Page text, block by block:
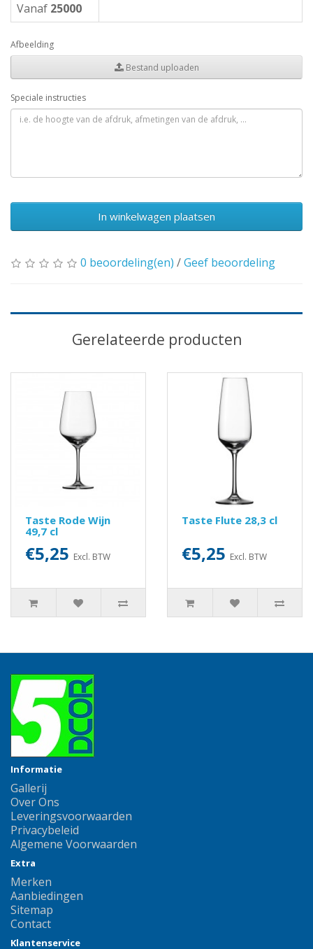
Vanaf 25000
Afbeelding
Bestand uploaden
Speciale instructies
In winkelwagen plaatsen
0 beoordeling(en) /Geef beoordeling
Gerelateerde producten
Taste Rode Wijn
49,7 cl
€5,25 Excl. BTW
Taste Flute 28,3 cl
€5,25 Excl. BTW
Informatie
Gallerij
Over Ons
Leveringsvoorwaarden
Privacybeleid
Algemene Voorwaarden
Extra
Merken
Aanbiedingen
Sitemap
Contact
Klantenservice